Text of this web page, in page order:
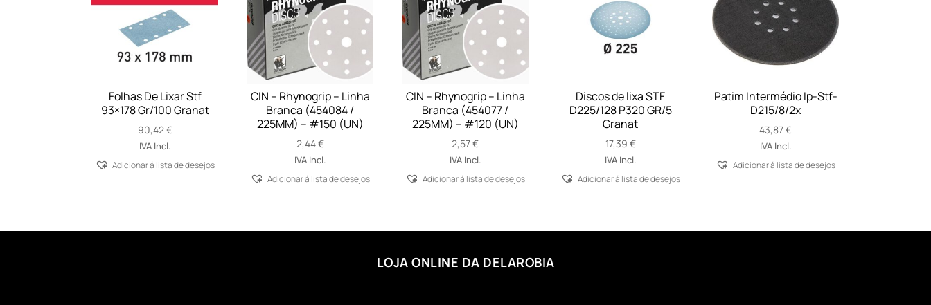
Folhas De Lixar Stf
93×178 Gr/100 Granat
90,42€
IVA Incl.
Adicionar á lista de desejos
CIN – Rhynogrip – Linha
Branca (454084 /
225MM) – #150 (UN)
2,44€
IVA Incl.
Adicionar á lista de desejos
CIN – Rhynogrip – Linha
Branca (454077 /
225MM) – #120 (UN)
2,57€
IVA Incl.
Adicionar á lista de desejos
Discos de lixa STF
D225/128 P320 GR/5
Granat
17,39 €
IVA Incl.
Adicionar á lista de desejos
Patim Intermédio Ip-Stf-
D215/8/2x
43,87€
IVA Incl.
Adicionar á lista de desejos
LOJA ONLINE DA DELAROBIA